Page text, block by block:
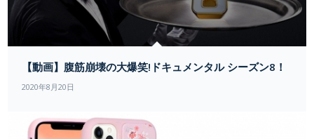
【動画】腹筋崩壊の大爆笑!ドキュメンタル シーズン8！
2020年8月20日